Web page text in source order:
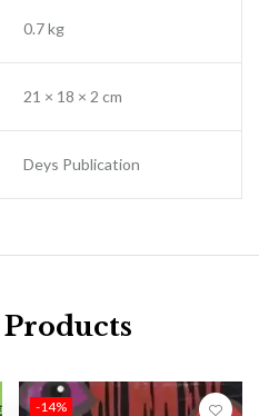
0.7 kg
21 × 18 × 2 cm
Deys Publication
-14%